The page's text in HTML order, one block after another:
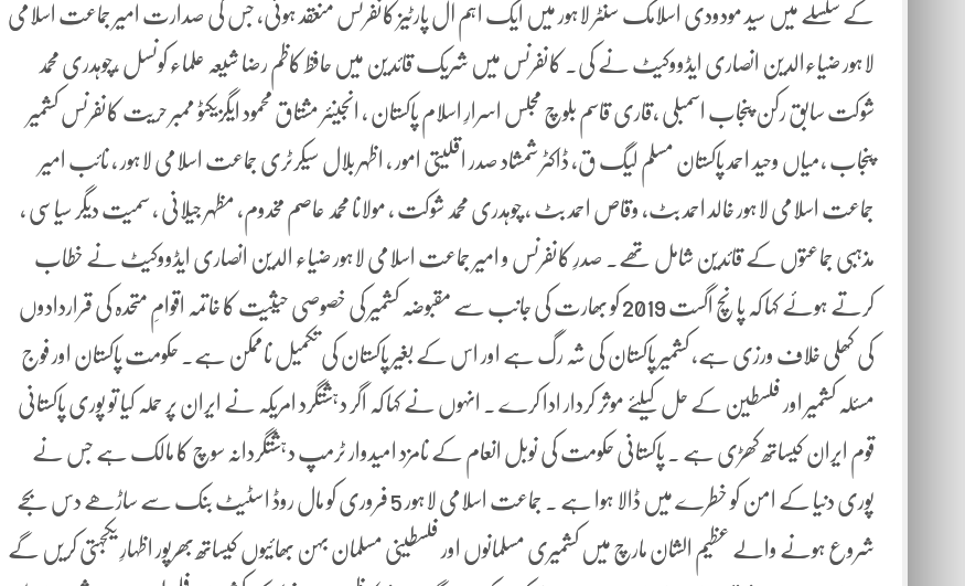
کے سلسلے میں سید مودودی اسلامک سنٹر لاہور میں ایک اہم آل پارٹیز کانفرنس منعقد ہوئی، جس کی صدارت امیر جماعت اسلامی
لاہور ضیاءالدین انصاری ایڈووکیٹ نے کی۔ کانفرنس میں شریک قائدین میں حافظ کاظم رضا شیعہ علماء کونسل ،چوہدری محمد
شوکت سابق رکن پنجاب اسمبلی ،قاری قاسم بلوچ مجلس اسرارِ اسلام پاکستان ، انجینئر مشتاق محمود ایگزیکٹو ممبر حریت کانفرنس کشمیر
پنجاب ،میاں وحید احمد پاکستان مسلم لیگ ق، ڈاکٹر شمشاد صدر اقلیتی امور ، اظہر بلال سیکرٹری جماعت اسلامی لاہور ، نائب امیر
جماعت اسلامی لاہور خالد احمد بٹ، وقاص احمد بٹ ، چوہدری محمد شوکت ، مولانا محمد عاصم مخدوم، مظہر جیلانی ، سمیت دیگر سیاسی ،
مذہبی جماعتوں کے قائدین شامل تھے۔ صدرِ کانفرنس و امیر جماعت اسلامی لاہور ضیاء الدین انصاری ایڈووکیٹ نے خطاب
کرتے ہوئے کہا کہ پانچ اگست 2019 کو بھارت کی جانب سے مقبوضہ کشمیر کی خصوصی حیثیت کا خاتمہ اقوامِ متحدہ کی قراردادوں
کی کھلی خلاف ورزی ہے، کشمیر پاکستان کی شہ رگ ہے اور اس کے بغیر پاکستان کی تکمیل ناممکن ہے۔ حکومت پاکستان اور فوج
مسئلہ کشمیر اور فلسطین کے حل کیلئے موثر کردار ادا کرے ۔ انہوں نے کہا کہ اگر دہشتگرد امریکہ نے ایران پر حملہ کیا تو پوری پاکستانی
قوم ایران کیساتھ کھڑی ہے ۔ پاکستانی حکومت کی نوبل انعام کے نامزد امیدوار ٹرمپ دہشتگردانہ سوچ کا مالک ہے جس نے
پوری دنیا کے امن کو خطرے میں ڈالا ہوا ہے ۔ جماعت اسلامی لاہور 5 فروری کو مال روڈ اسٹیٹ بنک سے ساڑھے دس بجے
شروع ہونے والے عظیم الشان مارچ میں کشمیری مسلمانوں اور فلسطینی مسلمان بہن بھائیوں کیساتھ بھرپور اظہارِ یکجہتی کریں گے